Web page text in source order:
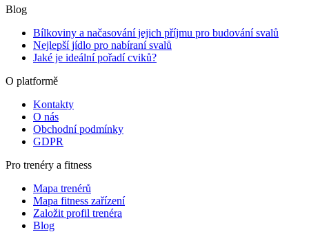
Blog
Bílkoviny a načasování jejich příjmu pro budování svalů
Nejlepší jídlo pro nabíraní svalů
Jaké je ideální pořadí cviků?
O platformě
Kontakty
O nás
Obchodní podmínky
GDPR
Pro trenéry a fitness
Mapa trenérů
Mapa fitness zařízení
Založit profil trenéra
Blog